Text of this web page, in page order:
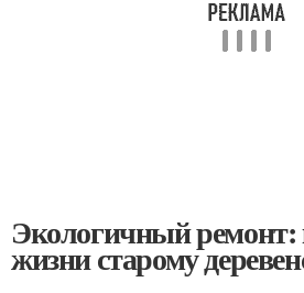
Экологичный ремонт:
жизни старому